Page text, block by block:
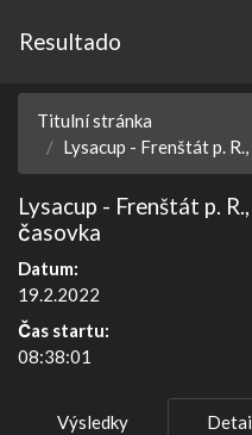
Resultado
Titulní stránka
Lysacup - Frenštát p.
Lysacup - Frenštát p.
časovka
Datum:
19.2.2022
Čas startu:
08:38:01
Výsledky